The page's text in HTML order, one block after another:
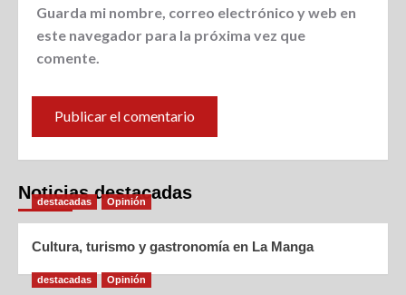
Guarda mi nombre, correo electrónico y web en
este navegador para la próxima vez que
comente.
Noticias destacadas
destacadas Opinión
Cultura, turismo y gastronomía en La Manga
destacadas Opinión